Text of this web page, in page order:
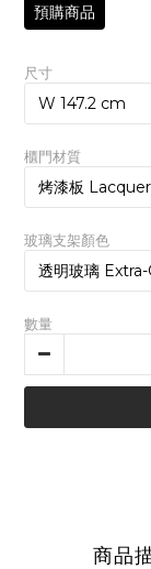
預購商品
尺寸
櫃門材質
玻璃支架顏色
數量
商品